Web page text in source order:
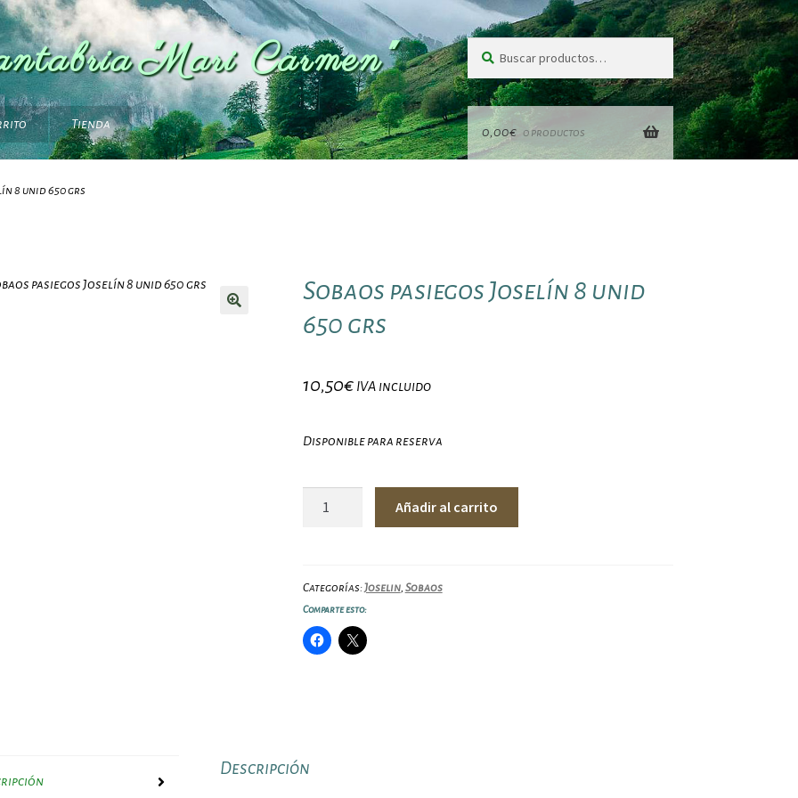
"Mari Carmen"
Buscar
por:
Buscar
Tienda
0,00€ 0 productos
8 unid 650 grs
Sobaos pasiegos Joselín 8 unid
650 grs
10,50€ IVA incluido
Disponible para reserva
unid
650
grs
cantidad
Añadir al carrito
Categorías:Joselin, Sobaos
Comparte esto:
Descripción